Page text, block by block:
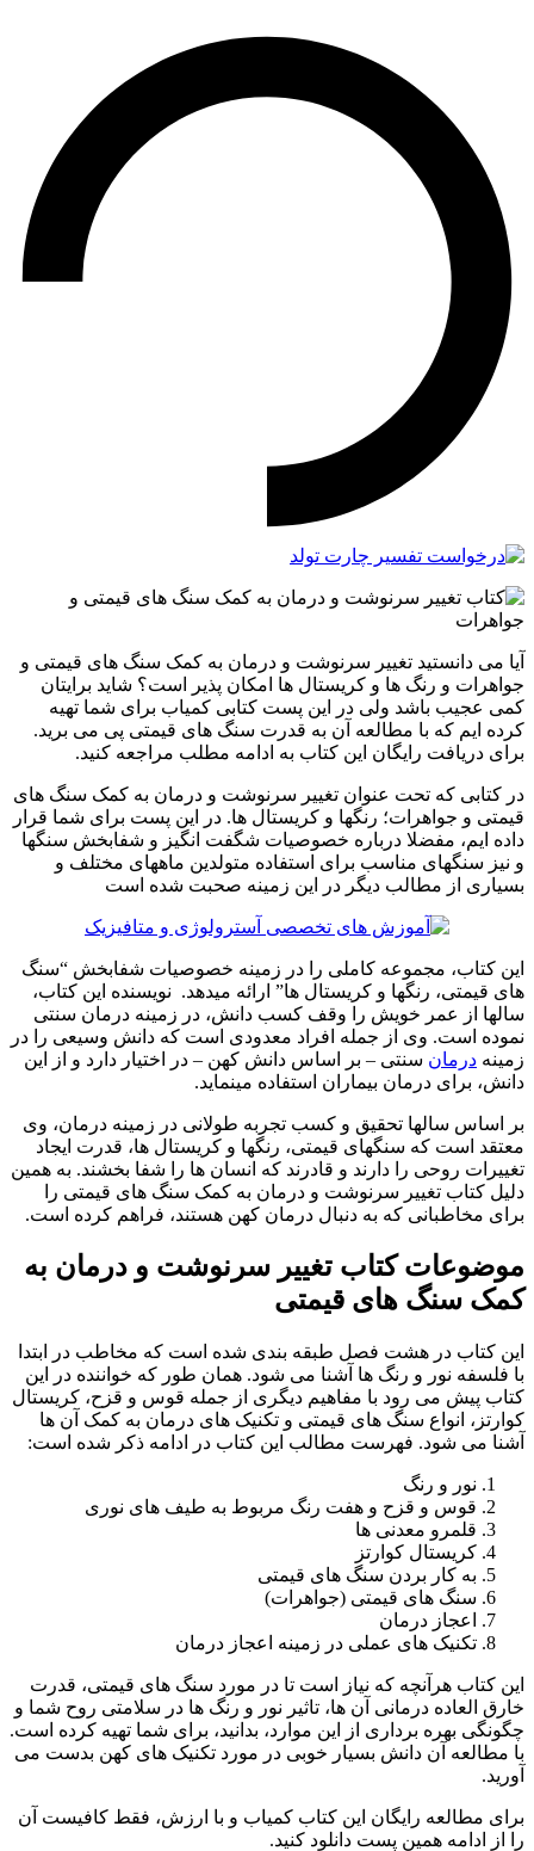
آیا می دانستید تغییر سرنوشت و درمان به کمک سنگ های قیمتی و
جواهرات و رنگ ها و کریستال ها امکان پذیر است؟ شاید برایتان
کمی عجیب باشد ولی در این پست کتابی کمیاب برای شما تهیه
کرده ایم که با مطالعه آن به قدرت سنگ های قیمتی پی می برید.
برای دریافت رایگان این کتاب به ادامه مطلب مراجعه کنید.
در کتابی که تحت عنوان تغییر سرنوشت و درمان به کمک سنگ های
قیمتی و جواهرات؛ رنگها و کریستال ها. در این پست برای شما قرار
داده ایم، مفضلا درباره خصوصیات شگفت انگیز و شفابخش سنگها
و نیز سنگهای مناسب برای استفاده متولدین ماههای مختلف و
بسیاری از مطالب دیگر در این زمینه صحبت شده است
این کتاب، مجموعه کاملی را در زمينه خصوصیات شفابخش “سنگ
های قیمتی، رنگها و کریستال ها” ارائه میدهد. نویسنده این کتاب،
سالها از عمر خویش را وقف کسب دانش، در زمینه درمان سنتی
نموده است. وی از جمله افراد معدودی است که دانش وسیعی را در
زمینه درمان سنتی – بر اساس دانش کهن – در اختیار دارد و از این
دانش، برای درمان بیماران استفاده مینماید.
بر اساس سالها تحقيق و کسب تجربه طولانی در زمینه درمان، وی
معتقد است که سنگهای قیمتی، رنگها و کریستال ها، قدرت ایجاد
تغییرات روحی را دارند و قادرند که انسان ها را شفا بخشند. به همین
دلیل کتاب تغییر سرنوشت و درمان به کمک سنگ های قیمتی را
برای مخاطبانی که به دنبال درمان کهن هستند، فراهم کرده است.
موضوعات کتاب تغییر سرنوشت و درمان به
کمک سنگ های قیمتی
این کتاب در هشت فصل طبقه بندی شده است که مخاطب در ابتدا
با فلسفه نور و رنگ ها آشنا می شود. همان طور که خواننده در این
کتاب پیش می رود با مفاهیم دیگری از جمله قوس و قزح، کریستال
کوارتز، انواع سنگ های قیمتی و تکنیک های درمان به کمک آن ها
آشنا می شود. فهرست مطالب این کتاب در ادامه ذکر شده است:
نور و رنگ
قوس و قزح و هفت رنگ مربوط به طیف های نوری
قلمرو معدنی ها
کریستال کوارتز
به کار بردن سنگ های قیمتی
سنگ های قیمتی (جواهرات)
اعجاز درمان
تکنیک های عملی در زمینه اعجاز درمان
این کتاب هرآنچه که نیاز است تا در مورد سنگ های قیمتی، قدرت
خارق العاده درمانی آن ها، تاثیر نور و رنگ ها در سلامتی روح شما و
چگونگی بهره برداری از این موارد، بدانید، برای شما تهیه کرده است.
با مطالعه آن دانش بسیار خوبی در مورد تکنیک های کهن بدست می
آورید.
برای مطالعه رایگان این کتاب کمیاب و با ارزش، فقط کافیست آن
را از ادامه همین پست دانلود کنید.